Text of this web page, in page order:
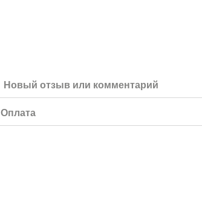
Новый отзыв или комментарий
Оплата